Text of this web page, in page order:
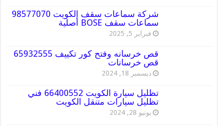
شركة سماعات سقف الكويت 98577070
سماعات سقف BOSE أصلية
فبراير 5, 2025
قص خرسانه وفتح كور تكييف 65932555
قص خرسانات
ديسمبر 18, 2024
تظليل سيارة الكويت 66400552 فني
تظليل سيارات متنقل الكويت
يونيو 28, 2024